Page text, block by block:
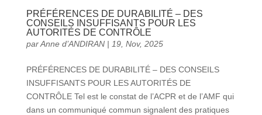
PRÉFÉRENCES DE DURABILITÉ – DES
CONSEILS INSUFFISANTS POUR LES
AUTORITÉS DE CONTRÔLE
parAnne d’ANDIRAN| 19, Nov, 2025
PRÉFÉRENCES DE DURABILITÉ – DES CONSEILS
INSUFFISANTS POUR LES AUTORITÉS DE
CONTRÔLE Tel est le constat de l’ACPR et de l’AMF qui
dans un communiqué commun signalent des pratiques